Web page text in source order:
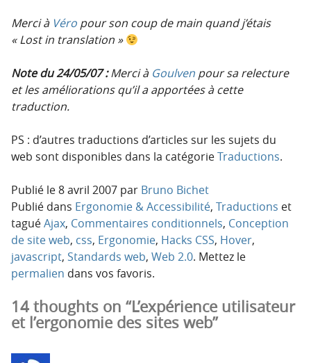
Merci à Véro pour son coup de main quand j’étais
« Lost in translation »
Note du 24/05/07 :Merci à Goulven pour sa relecture
et les améliorations qu’il a apportées à cette
traduction.
PS : d’autres traductions d’articles sur les sujets du
web sont disponibles dans la catégorieTraductions.
Publié le8 avril 2007 par Bruno Bichet
Publié dans Ergonomie & Accessibilité, Traductions et
taguéAjax, Commentaires conditionnels, Conception
de site web, css, Ergonomie, Hacks CSS, Hover,
javascript, Standards web, Web 2.0. Mettez le
permalien dans vos favoris.
14 thoughts on “L’expérience utilisateur
et l’ergonomie des sites web”